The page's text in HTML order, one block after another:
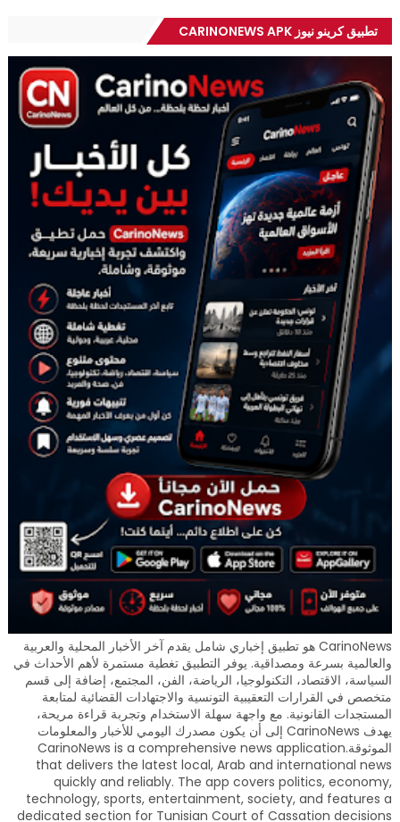
تطبيق كرينو نيوز CARINONEWS APK
CarinoNews هو تطبيق إخباري شامل يقدم آخر الأخبار المحلية والعربية
والعالمية بسرعة ومصداقية. يوفر التطبيق تغطية مستمرة لأهم الأحداث في
السياسة، الاقتصاد، التكنولوجيا، الرياضة، الفن، المجتمع، إضافة إلى قسم
متخصص في القرارات التعقيبية التونسية والاجتهادات القضائية لمتابعة
المستجدات القانونية. مع واجهة سهلة الاستخدام وتجربة قراءة مريحة،
يهدف CarinoNews إلى أن يكون مصدرك اليومي للأخبار والمعلومات
الموثوقة.CarinoNews is a comprehensive news application
that delivers the latest local, Arab and international news
quickly and reliably. The app covers politics, economy,
technology, sports, entertainment, society, and features a
dedicated section for Tunisian Court of Cassation decisions